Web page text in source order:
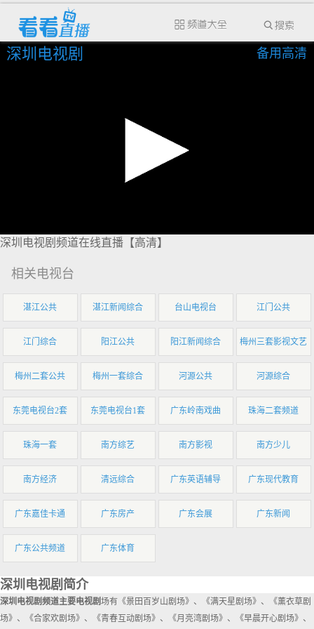
深圳电视剧 备用高清
深圳电视剧频道在线直播【高清】
相关电视台
湛江公共 湛江新闻综合 台山电视台 江门公共
江门综合 阳江公共 阳江新闻综合 梅州三套影视文艺
梅州二套公共 梅州一套综合 河源公共 河源综合
东莞电视台2套 东莞电视台1套 广东岭南戏曲 珠海二套频道
珠海一套 南方综艺 南方影视 南方少儿
南方经济 清远综合 广东英语辅导 广东现代教育
广东嘉佳卡通 广东房产 广东会展 广东新闻
广东公共频道 广东体育
深圳电视剧简介
深圳电视剧频道主要电视剧场有《景田百岁山剧场》、《满天星剧场》、《薰衣草剧
场》、《合家欢剧场》、《青春互动剧场》、《月亮湾剧场》、《早晨开心剧场》、